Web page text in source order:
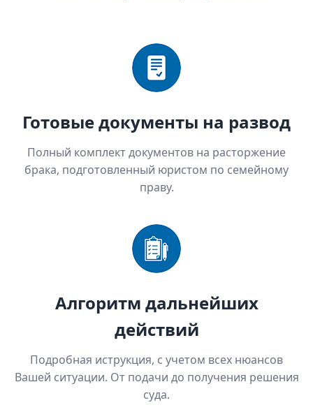
Готовые документы на развод
Полный комплект документов на расторжение
брака, подготовленный юристом по семейному
праву.
Алгоритм дальнейших
действий
Подробная иструкция, с учетом всех нюансов
Вашей ситуации. От подачи до получения решения
суда.